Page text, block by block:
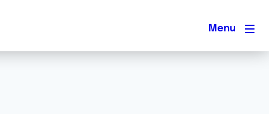
Menu